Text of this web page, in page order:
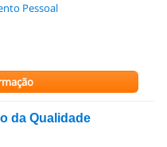
Pessoal
da Qualidade